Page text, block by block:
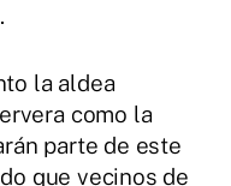
la aldea
como la
parte de este
que vecinos de